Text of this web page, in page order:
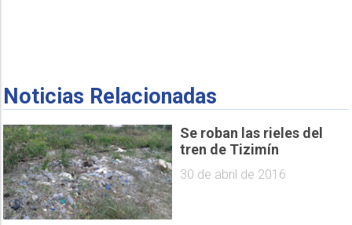
Noticias Relacionadas
Se roban las rieles del
tren de Tizimín
30 de abril de 2016